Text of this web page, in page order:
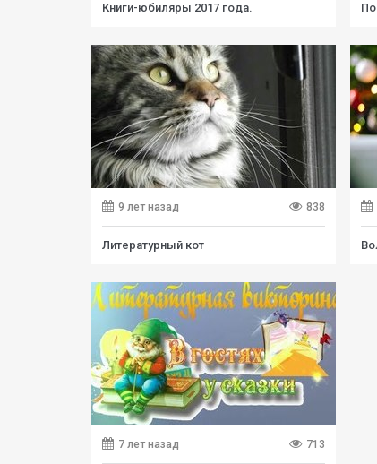
Книги-юбиляры 2017 года.
9 лет назад 838
Литературный кот
7 лет назад 713